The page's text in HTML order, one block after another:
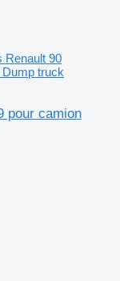
Renault 90
truck
pour camion